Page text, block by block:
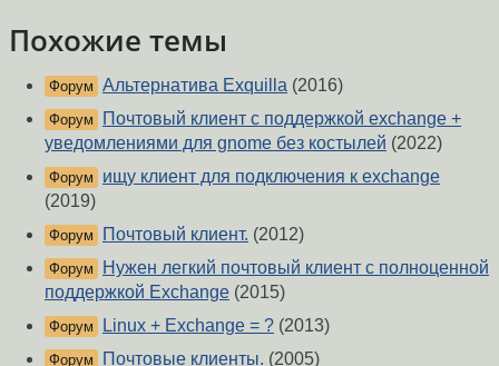
Похожие темы
Форум Альтернатива Exquilla (2016)
Форум
Почтовый клиент с поддержкой exchange +
уведомлениями для gnome без костылей (2022)
Форум
ищу клиент для подключения к exchange
(2019)
Форум Почтовый клиент. (2012)
Форум
Нужен легкий почтовый клиент с полноценной
поддержкой Exchange (2015)
Форум Linux + Exchange = ? (2013)
Форум Почтовые клиенты. (2005)